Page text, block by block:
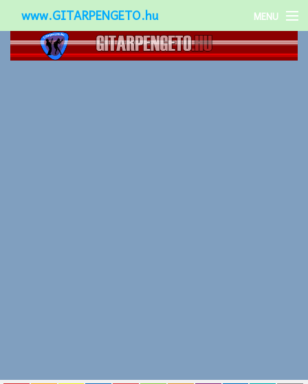
www.GITARPENGETO.hu MENU
Népszerű-